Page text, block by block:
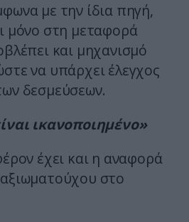
με την ίδια πηγή,
μόνο στη μεταφορά
και μηχανισμό
να υπάρχει έλεγχος
δεσμεύσεων.
ικανοποιημένο»
έχει και η αναφορά
στο